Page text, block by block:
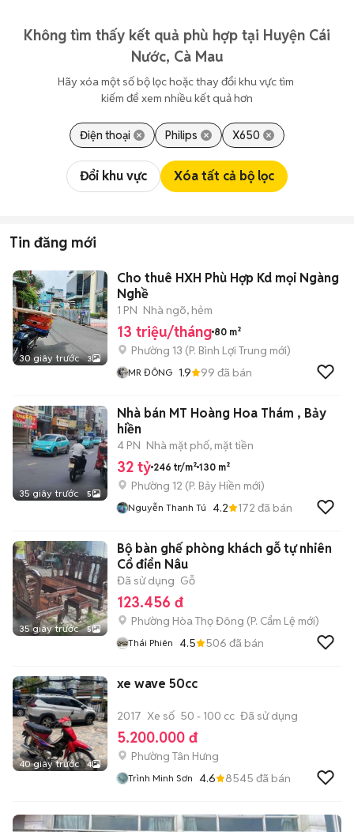
Không tìm thấy kết quả phù hợp tại Huyện Cái
Nước, Cà Mau
Hãy xóa một số bộ lọc hoặc thay đổi khu vực tìm
kiếm để xem nhiều kết quả hơn
Điện thoại Philips X650
Đổi khu vực Xóa tất cả bộ lọc
Tin đăng mới
30 giây trước 3
Cho thuê HXH Phù Hợp Kd mọi Ngàng
Nghề
1 PN Nhà ngõ, hẻm
13 triệu/tháng 80 m²
Phường 13 (P. Bình Lợi Trung mới)
MR ĐÔNG 1.9 99 đã bán
35 giây trước 5
Nhà bán MT Hoàng Hoa Thám , Bảy
hiền
4 PN Nhà mặt phố, mặt tiền
32 tỷ 246 tr/m² 130 m²
Phường 12 (P. Bảy Hiền mới)
Nguyễn Thanh Tú 4.2 172 đã bán
35 giây trước 5
Bộ bàn ghế phòng khách gỗ tự nhiên
Cổ điển Nâu
Đã sử dụng Gỗ
123.456 đ
Phường Hòa Thọ Đông (P. Cẩm Lệ mới)
Thái Phiên 4.5 506 đã bán
40 giây trước 4
xe wave 50cc
2017 Xe số 50 - 100 cc Đã sử dụng
5.200.000 đ
Phường Tân Hưng
Trình Minh Sơn 4.6 8545 đã bán